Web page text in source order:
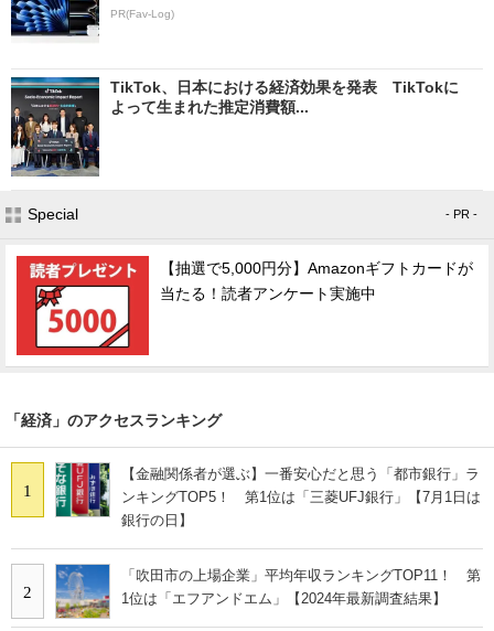
PR(Fav-Log)
TikTok、日本における経済効果を発表 TikTokに
よって生まれた推定消費額...
Special - PR -
【抽選で5,000円分】Amazonギフトカードが
当たる！読者アンケート実施中
「経済」のアクセスランキング
1
【金融関係者が選ぶ】一番安心だと思う「都市銀行」ラ
ンキングTOP5！ 第1位は「三菱UFJ銀行」【7月1日は
銀行の日】
2
「吹田市の上場企業」平均年収ランキングTOP11！ 第
1位は「エフアンドエム」【2024年最新調査結果】